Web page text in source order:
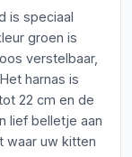
is speciaal
groen is
verstelbaar,
harnas is
22 cm en de
lief belletje aan
waar uw kitten